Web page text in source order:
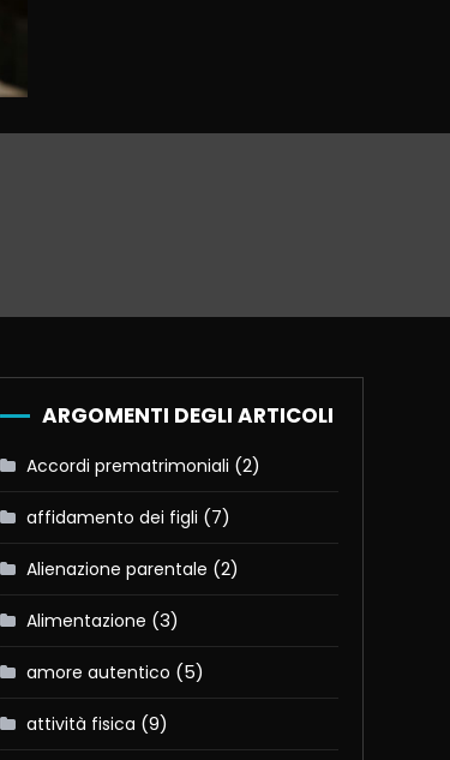
ARGOMENTI DEGLI ARTICOLI
Accordi prematrimoniali (2)
affidamento dei figli (7)
Alienazione parentale (2)
Alimentazione (3)
amore autentico (5)
attività fisica (9)